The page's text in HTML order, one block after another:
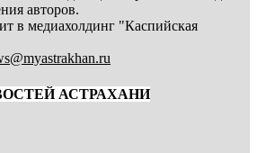
авторов.
в медиахолдинг "Каспийская
АСТРАХАНИ